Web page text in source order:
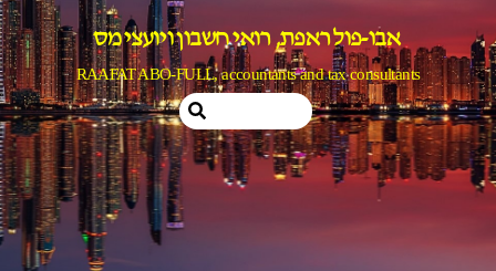
אבו-פול ראפת, רואי חשבון ויועצי מס
RAAFAT ABO-FULL, accountants and tax consultants